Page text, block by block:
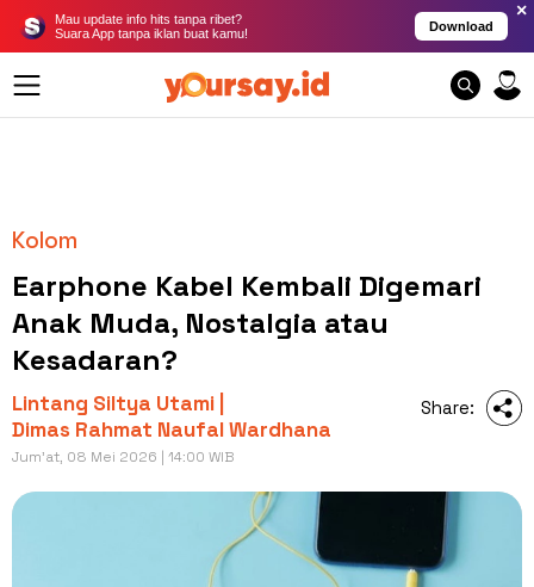
Mau update info hits tanpa ribet?
Suara App tanpa iklan buat kamu!
Download
×
Kolom
Earphone Kabel Kembali Digemari
Anak Muda, Nostalgia atau
Kesadaran?
Lintang Siltya Utami |
Dimas Rahmat Naufal Wardhana
Jum'at, 08 Mei 2026 | 14:00 WIB
Share: